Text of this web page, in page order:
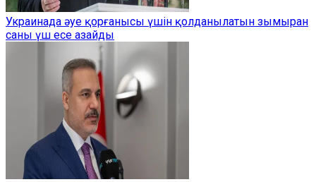
Украинада әуе қорғанысы үшін қолданылатын зымыран
саны үш есе азайды